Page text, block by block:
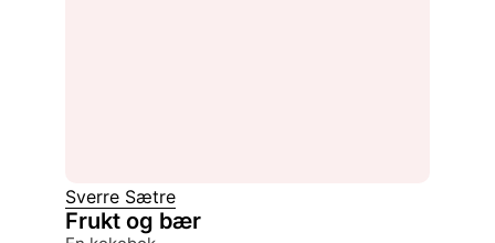
Sverre Sætre
Frukt og bær